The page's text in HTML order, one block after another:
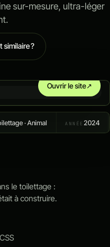
Optimisation ↗
Automatisation IA &
Outils métier sur-mesure
sur-mesure, ultra-léger
similaire ?
Ouvrir le site↗
· Animal ANNÉE 2024
le toilettage :
à construire.